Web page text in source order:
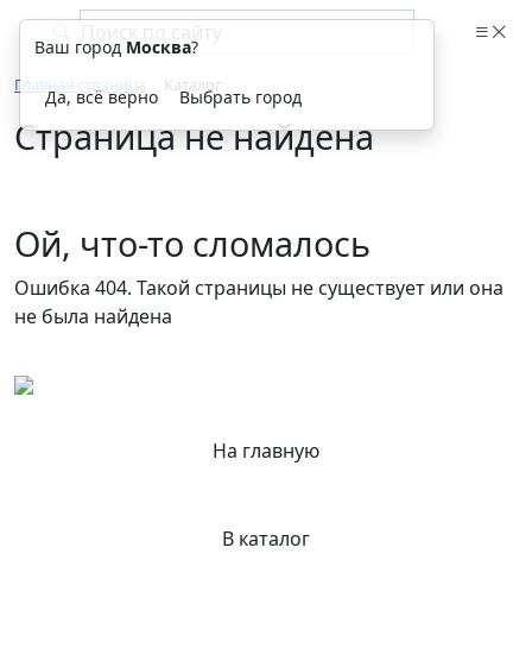
Главная страница Каталог
Страница не найдена
Ой, что-то сломалось
Ошибка 404. Такой страницы не существует или она
не была найдена
На главную
В каталог
Ваш город Москва?
Да, всё верно Выбрать город